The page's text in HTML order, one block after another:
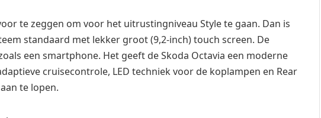
te zeggen om voor het uitrustingniveau Style te gaan. Dan is
standaard met lekker groot (9,2-inch) touch screen. De
een smartphone. Het geeft de Skoda Octavia een moderne
cruisecontrole, LED techniek voor de koplampen en Rear
te lopen.